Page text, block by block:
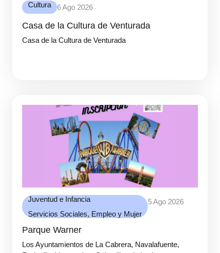
Cultura 6 Ago 2026
Casa de la Cultura de Venturada
Casa de la Cultura de Venturada
Juventud e Infancia
Servicios Sociales, Empleo y Mujer
5 Ago 2026
Parque Warner
Los Ayuntamientos de La Cabrera, Navalafuente,